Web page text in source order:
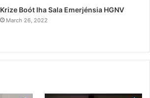
Krize Boót Iha Sala Emerjénsia HGNV
March 26, 2022